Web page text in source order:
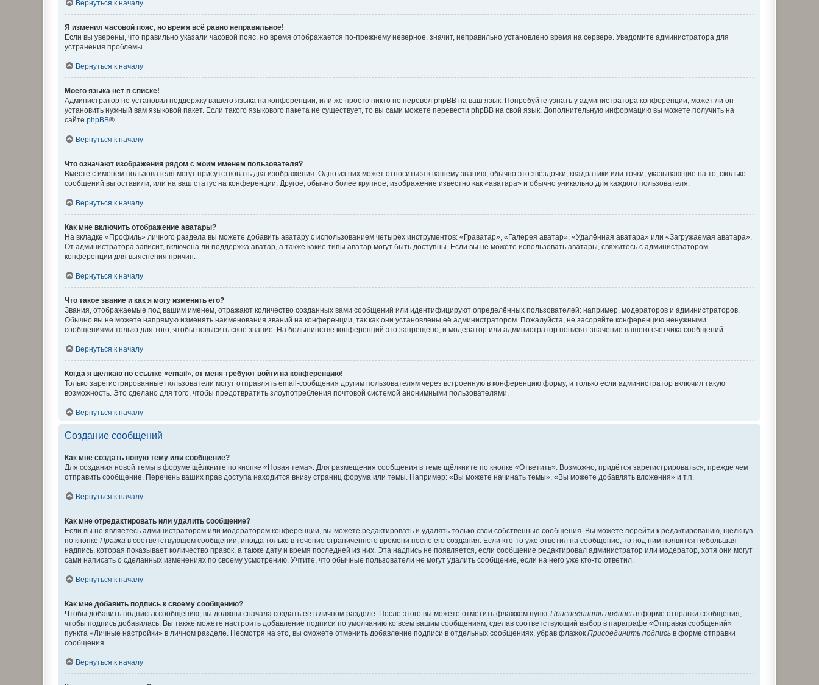
Вернуться к началу
Я изменил часовой пояс, но время всё равно неправильное!
Если вы уверены, что правильно указали часовой пояс, но время отображается по-прежнему неверное, значит, неправильно установлено время на сервере. Уведомите администратора для
устранения проблемы.
Вернуться к началу
Моего языка нет в списке!
Администратор не установил поддержку вашего языка на конференции, или же просто никто не перевёл phpBB на ваш язык. Попробуйте узнать у администратора конференции, может ли он
установить нужный вам языковой пакет. Если такого языкового пакета не существует, то вы сами можете перевести phpBB на свой язык. Дополнительную информацию вы можете получить на
сайте phpBB®.
Вернуться к началу
Что означают изображения рядом с моим именем пользователя?
Вместе с именем пользователя могут присутствовать два изображения. Одно из них может относиться к вашему званию, обычно это звёздочки, квадратики или точки, указывающие на то, сколько
сообщений вы оставили, или на ваш статус на конференции. Другое, обычно более крупное, изображение известно как «аватара» и обычно уникально для каждого пользователя.
Вернуться к началу
Как мне включить отображение аватары?
На вкладке «Профиль» личного раздела вы можете добавить аватару с использованием четырёх инструментов: «Граватар», «Галерея аватар», «Удалённая аватара» или «Загружаемая аватара».
От администратора зависит, включена ли поддержка аватар, а также какие типы аватар могут быть доступны. Если вы не можете использовать аватары, свяжитесь с администратором
конференции для выяснения причин.
Вернуться к началу
Что такое звание и как я могу изменить его?
Звания, отображаемые под вашим именем, отражают количество созданных вами сообщений или идентифицируют определённых пользователей: например, модераторов и администраторов.
Обычно вы не можете напрямую изменять наименования званий на конференции, так как они установлены её администратором. Пожалуйста, не засоряйте конференцию ненужными
сообщениями только для того, чтобы повысить своё звание. На большинстве конференций это запрещено, и модератор или администратор понизят значение вашего счётчика сообщений.
Вернуться к началу
Когда я щёлкаю по ссылке «email», от меня требуют войти на конференцию!
Только зарегистрированные пользователи могут отправлять email-сообщения другим пользователям через встроенную в конференцию форму, и только если администратор включил такую
возможность. Это сделано для того, чтобы предотвратить злоупотребления почтовой системой анонимными пользователями.
Вернуться к началу
Создание сообщений
Как мне создать новую тему или сообщение?
Для создания новой темы в форуме щёлкните по кнопке «Новая тема». Для размещения сообщения в теме щёлкните по кнопке «Ответить». Возможно, придётся зарегистрироваться, прежде чем
отправить сообщение. Перечень ваших прав доступа находится внизу страниц форума или темы. Например: «Вы можете начинать темы», «Вы можете добавлять вложения» и т.п.
Вернуться к началу
Как мне отредактировать или удалить сообщение?
Если вы не являетесь администратором или модератором конференции, вы можете редактировать и удалять только свои собственные сообщения. Вы можете перейти к редактированию, щёлкнув
по кнопке Правка в соответствующем сообщении, иногда только в течение ограниченного времени после его создания. Если кто-то уже ответил на сообщение, то под ним появится небольшая
надпись, которая показывает количество правок, а также дату и время последней из них. Эта надпись не появляется, если сообщение редактировал администратор или модератор, хотя они могут
сами написать о сделанных изменениях по своему усмотрению. Учтите, что обычные пользователи не могут удалить сообщение, если на него уже кто-то ответил.
Вернуться к началу
Как мне добавить подпись к своему сообщению?
Чтобы добавить подпись к сообщению, вы должны сначала создать её в личном разделе. После этого вы можете отметить флажком пункт Присоединить подпись в форме отправки сообщения,
чтобы подпись добавилась. Вы также можете настроить добавление подписи по умолчанию ко всем вашим сообщениям, сделав соответствующий выбор в параграфе «Отправка сообщений»
пункта «Личные настройки» в личном разделе. Несмотря на это, вы сможете отменить добавление подписи в отдельных сообщениях, убрав флажок Присоединить подпись в форме отправки
сообщения.
Вернуться к началу